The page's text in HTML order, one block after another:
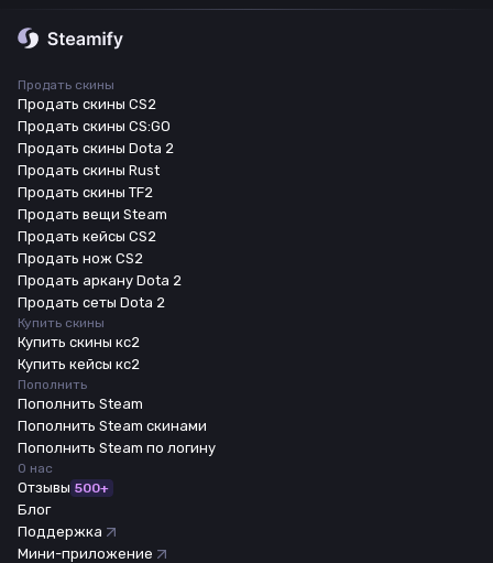
Продать скины
Продать скины CS2
Продать скины CS:GO
Продать скины Dota 2
Продать скины Rust
Продать скины TF2
Продать вещи Steam
Продать кейсы CS2
Продать нож CS2
Продать аркану Dota 2
Продать сеты Dota 2
Купить скины
Купить скины кс2
Купить кейсы кс2
Пополнить
Пополнить Steam
Пополнить Steam скинами
Пополнить Steam по логину
О нас
Отзывы 500+
Блог
Поддержка
Мини-приложение